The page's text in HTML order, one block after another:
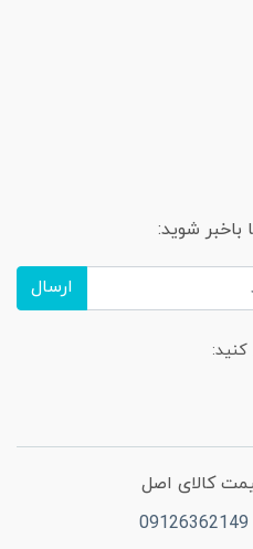
شوید:
ارسال
کالای اصل
09126362149